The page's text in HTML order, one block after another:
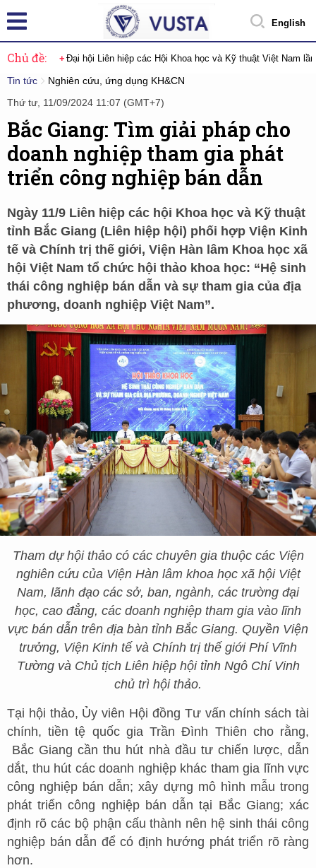
English
Chủ đề: Đại hội Liên hiệp các Hội Khoa học và Kỹ thuật Việt Nam
Tin tức
Nghiên cứu, ứng dụng KH&CN
Thứ tư, 11/09/2024 11:07 (GMT+7)
Bắc Giang: Tìm giải pháp cho
doanh nghiệp tham gia phát
triển công nghiệp bán dẫn
Ngày 11/9 Liên hiệp các hội Khoa học và Kỹ thuật
tỉnh Bắc Giang (Liên hiệp hội) phối hợp Viện Kinh
tế và Chính trị thế giới, Viện Hàn lâm Khoa học xã
hội Việt Nam tổ chức hội thảo khoa học: “Hệ sinh
thái công nghiệp bán dẫn và sự tham gia của địa
phương, doanh nghiệp Việt Nam”.
Tham dự hội thảo có các chuyên gia thuộc các Viện
nghiên cứu của Viện Hàn lâm khoa học xã hội Việt
Nam, lãnh đạo các sở, ban, ngành, các trường đại
học, cao đẳng, các doanh nghiệp tham gia vào lĩnh
vực bán dẫn trên địa bàn tỉnh Bắc Giang. Quyền Viện
trưởng, Viện Kinh tế và Chính trị thế giới Phí Vĩnh
Tường và Chủ tịch Liên hiệp hội tỉnh Ngô Chí Vinh
chủ trì hội thảo.
Tại hội thảo, Ủy viên Hội đồng Tư vấn chính sách tài
chính, tiền tệ quốc gia Trần Đình Thiên cho rằng,
Bắc Giang cần thu hút nhà đầu tư chiến lược, dẫn
dắt, thu hút các doanh nghiệp khác tham gia lĩnh vực
công nghiệp bán dẫn; xây dựng mô hình mẫu trong
phát triển công nghiệp bán dẫn tại Bắc Giang; xác
định rõ các bộ phận cấu thành nên hệ sinh thái công
nghiệp bán dẫn để có định hướng phát triển rõ ràng
hơn.